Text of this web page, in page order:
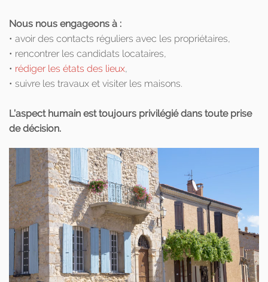
Nous nous engageons à :
• avoir des contacts réguliers avec les propriétaires,
• rencontrer les candidats locataires,
• rédiger les états des lieux,
• suivre les travaux et visiter les maisons.
L’aspect humain est toujours privilégié dans toute prise
de décision.